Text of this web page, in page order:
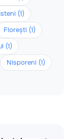
(1)
Florești (1)
(1)
Nisporeni (1)